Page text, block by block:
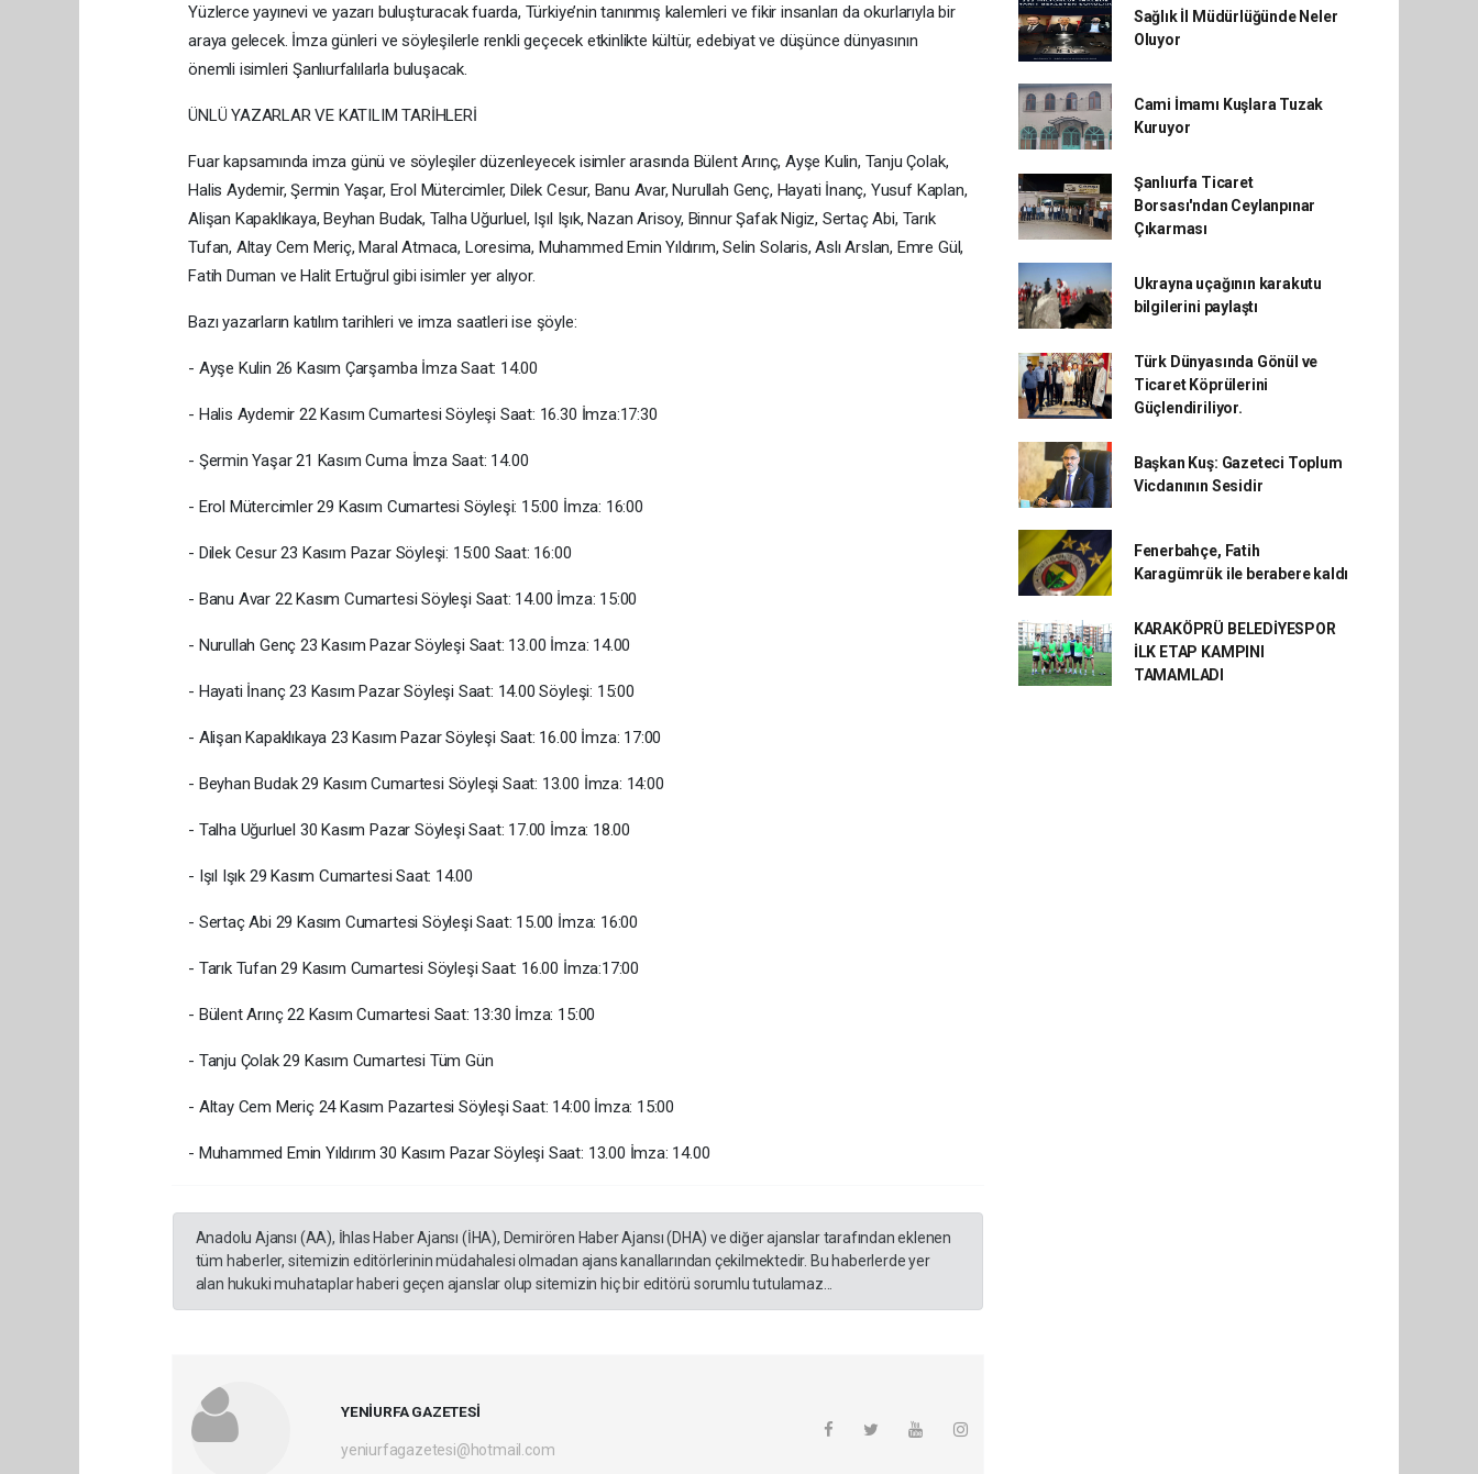
Yüzlerce yayınevi ve yazarı buluşturacak fuarda, Türkiye’nin tanınmış kalemleri ve fikir insanları da okurlarıyla bir
araya gelecek. İmza günleri ve söyleşilerle renkli geçecek etkinlikte kültür, edebiyat ve düşünce dünyasının
önemli isimleri Şanlıurfalılarla buluşacak.
ÜNLÜ YAZARLAR VE KATILIM TARİHLERİ
Fuar kapsamında imza günü ve söyleşiler düzenleyecek isimler arasında Bülent Arınç, Ayşe Kulin, Tanju Çolak,
Halis Aydemir, Şermin Yaşar, Erol Mütercimler, Dilek Cesur, Banu Avar, Nurullah Genç, Hayati İnanç, Yusuf Kaplan,
Alişan Kapaklıkaya, Beyhan Budak, Talha Uğurluel, Işıl Işık, Nazan Arisoy, Binnur Şafak Nigiz, Sertaç Abi, Tarık
Tufan, Altay Cem Meriç, Maral Atmaca, Loresima, Muhammed Emin Yıldırım, Selin Solaris, Aslı Arslan, Emre Gül,
Fatih Duman ve Halit Ertuğrul gibi isimler yer alıyor.
Bazı yazarların katılım tarihleri ve imza saatleri ise şöyle:
- Ayşe Kulin 26 Kasım Çarşamba İmza Saat: 14.00
- Halis Aydemir 22 Kasım Cumartesi Söyleşi Saat: 16.30 İmza:17:30
- Şermin Yaşar 21 Kasım Cuma İmza Saat: 14.00
- Erol Mütercimler 29 Kasım Cumartesi Söyleşi: 15:00 İmza: 16:00
- Dilek Cesur 23 Kasım Pazar Söyleşi: 15:00 Saat: 16:00
- Banu Avar 22 Kasım Cumartesi Söyleşi Saat: 14.00 İmza: 15:00
- Nurullah Genç 23 Kasım Pazar Söyleşi Saat: 13.00 İmza: 14.00
- Hayati İnanç 23 Kasım Pazar Söyleşi Saat: 14.00 Söyleşi: 15:00
- Alişan Kapaklıkaya 23 Kasım Pazar Söyleşi Saat: 16.00 İmza: 17:00
- Beyhan Budak 29 Kasım Cumartesi Söyleşi Saat: 13.00 İmza: 14:00
- Talha Uğurluel 30 Kasım Pazar Söyleşi Saat: 17.00 İmza: 18.00
- Işıl Işık 29 Kasım Cumartesi Saat: 14.00
- Sertaç Abi 29 Kasım Cumartesi Söyleşi Saat: 15.00 İmza: 16:00
- Tarık Tufan 29 Kasım Cumartesi Söyleşi Saat: 16.00 İmza:17:00
- Bülent Arınç 22 Kasım Cumartesi Saat: 13:30 İmza: 15:00
- Tanju Çolak 29 Kasım Cumartesi Tüm Gün
- Altay Cem Meriç 24 Kasım Pazartesi Söyleşi Saat: 14:00 İmza: 15:00
- Muhammed Emin Yıldırım 30 Kasım Pazar Söyleşi Saat: 13.00 İmza: 14.00
Anadolu Ajansı (AA), İhlas Haber Ajansı (İHA), Demirören Haber Ajansı (DHA) ve diğer ajanslar tarafından eklenen
tüm haberler, sitemizin editörlerinin müdahalesi olmadan ajans kanallarından çekilmektedir. Bu haberlerde yer
alan hukuki muhataplar haberi geçen ajanslar olup sitemizin hiç bir editörü sorumlu tutulamaz...
YENİURFA GAZETESİ
yeniurfagazetesi@hotmail.com
Sağlık İl Müdürlüğünde Neler
Oluyor
Cami İmamı Kuşlara Tuzak
Kuruyor
Şanlıurfa Ticaret
Borsası'ndan Ceylanpınar
Çıkarması
Ukrayna uçağının karakutu
bilgilerini paylaştı
Türk Dünyasında Gönül ve
Ticaret Köprülerini
Güçlendiriliyor.
Başkan Kuş: Gazeteci Toplum
Vicdanının Sesidir
Fenerbahçe, Fatih
Karagümrük ile berabere kaldı
KARAKÖPRÜ BELEDİYESPOR
İLK ETAP KAMPINI
TAMAMLADI